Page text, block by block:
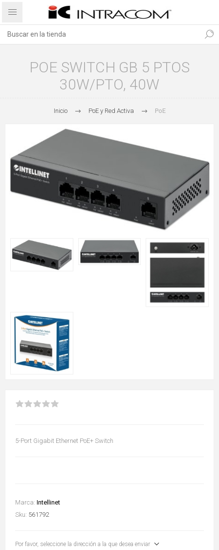
POE SWITCH GB 5 PTOS
30W/PTO, 40W
Inicio PoE y Red Activa PoE
5-Port Gigabit Ethernet PoE+ Switch
Marca: Intellinet
Sku: 561792
Por favor, seleccione la dirección a la que desea enviar